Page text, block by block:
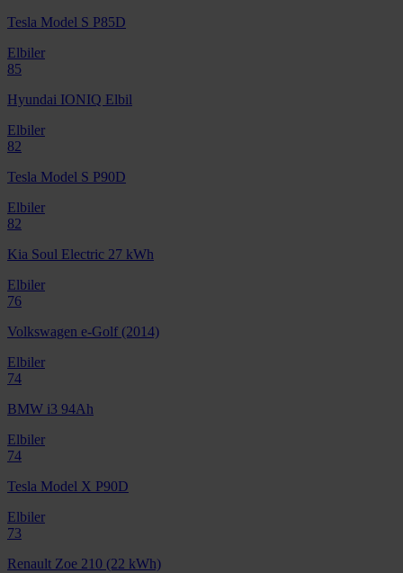
Tesla Model S P85D
Elbiler
85
Hyundai IONIQ Elbil
Elbiler
82
Tesla Model S P90D
Elbiler
82
Kia Soul Electric 27 kWh
Elbiler
76
Volkswagen e-Golf (2014)
Elbiler
74
BMW i3 94Ah
Elbiler
74
Tesla Model X P90D
Elbiler
73
Renault Zoe 210 (22 kWh)